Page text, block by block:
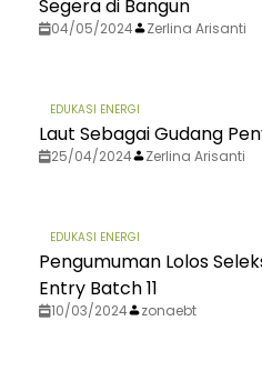
Segera di Bangun
04/05/2024 Zerlina Arisanti
EDUKASI ENERGI
Laut Sebagai Gudang
25/04/2024 Zerlina Arisanti
EDUKASI ENERGI
Pengumuman Lolos
Entry Batch 11
10/03/2024 zonaebt